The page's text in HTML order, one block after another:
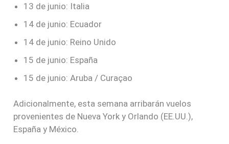
13 de junio: Italia
14 de junio: Ecuador
14 de junio: Reino Unido
15 de junio: España
15 de junio: Aruba / Curaçao
Adicionalmente, esta semana arribarán vuelos
provenientes de Nueva York y Orlando (EE.UU.),
España y México.